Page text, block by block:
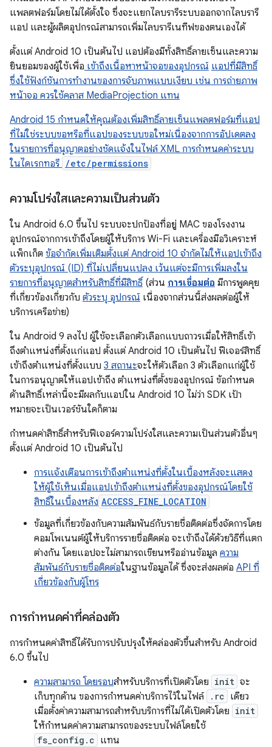
แพลตฟอร์มโดยไม่ได้ตั้งใจ ซึ่งจะแยกไลบรารีระบบออกจากไลบรารี
แอป และผู้ผลิตอุปกรณ์สามารถเพิ่มไลบรารีเนทีฟของตนเองได้
ตั้งแต่ Android 10 เป็นต้นไป แอปต้องมีทั้งสิทธิ์ลายเซ็นและความ
ยินยอมของผู้ใช้เพื่อ เข้าถึงเนื้อหาหน้าจอของอุปกรณ์ แอปที่มีสิทธิ์
ซึ่งใช้ฟังก์ชันการทำงานของการจับภาพแบบเงียบ เช่น การถ่ายภาพ
หน้าจอ ควรใช้คลาส MediaProjection แทน
Android 15 กำหนดให้คุณต้องเพิ่มสิทธิ์ลายเซ็นแพลตฟอร์มที่แอป
ที่ไม่ใช่ระบบขอหรือที่แอปของระบบขอใหม่เนื่องจากการอัปเดตลง
ในรายการที่อนุญาตอย่างชัดแจ้งในไฟล์ XML การกำหนดค่าระบบ
ในไดเรกทอรี /etc/permissions
ความโปร่งใสและความเป็นส่วนตัว
ใน Android 6.0 ขึ้นไป ระบบจะปกป้องที่อยู่ MAC ของโรงงาน
อุปกรณ์จากการเข้าถึงโดยผู้ให้บริการ Wi-Fi และเครื่องมือวิเคราะห์
แพ็กเก็ต ข้อจำกัดเพิ่มเติมตั้งแต่ Android 10 จำกัดไม่ให้แอปเข้าถึง
ตัวระบุอุปกรณ์ (ID) ที่ไม่เปลี่ยนแปลง เว้นแต่จะมีการเพิ่มลงใน
รายการที่อนุญาตสำหรับสิทธิ์ที่มีสิทธิ์ (ส่วน การเชื่อมต่อ มีการพูดคุย
ที่เกี่ยวข้องเกี่ยวกับ ตัวระบุ อุปกรณ์ เนื่องจากส่วนนี้ส่งผลต่อผู้ให้
บริการเครือข่าย)
ใน Android 9 ลงไป ผู้ใช้จะเลือกตัวเลือกแบบถาวรเมื่อให้สิทธิ์เข้า
ถึงตำแหน่งที่ตั้งแก่แอป ตั้งแต่ Android 10 เป็นต้นไป ฟีเจอร์สิทธิ์
เข้าถึงตำแหน่งที่ตั้งแบบ 3 สถานะจะให้ตัวเลือก 3 ตัวเลือกแก่ผู้ใช้
ในการอนุญาตให้แอปเข้าถึง ตำแหน่งที่ตั้งของอุปกรณ์ ข้อกำหนด
ด้านสิทธิ์เหล่านี้จะมีผลกับแอปใน Android 10 ไม่ว่า SDK เป้า
หมายจะเป็นเวอร์ชันใดก็ตาม
กำหนดค่าสิทธิ์สำหรับฟีเจอร์ความโปร่งใสและความเป็นส่วนตัวอื่นๆ
ตั้งแต่ Android 10 เป็นต้นไป
การแจ้งเตือนการเข้าถึงตำแหน่งที่ตั้งในเบื้องหลังจะแสดง
ให้ผู้ใช้เห็นเมื่อแอปเข้าถึงตำแหน่งที่ตั้งของอุปกรณ์โดยใช้
สิทธิ์ในเบื้องหลัง ACCESS_FINE_LOCATION
ข้อมูลที่เกี่ยวข้องกับความสัมพันธ์กับรายชื่อติดต่อซึ่งจัดการโดย
คอมโพเนนต์ผู้ให้บริการรายชื่อติดต่อ จะเข้าถึงได้ด้วยวิธีที่แตก
ต่างกัน โดยแอปจะไม่สามารถเขียนหรืออ่านข้อมูล ความ
สัมพันธ์กับรายชื่อติดต่อในฐานข้อมูลได้ ซึ่งจะส่งผลต่อ API ที่
เกี่ยวข้องกับผู้โทร
การกำหนดค่าที่คล่องตัว
การกำหนดค่าสิทธิ์ได้รับการปรับปรุงให้คล่องตัวขึ้นสำหรับ Android
6.0 ขึ้นไป
ความสามารถ โดยรอบสำหรับบริการที่เปิดตัวโดย init จะ
เก็บทุกด้าน ของการกำหนดค่าบริการไว้ในไฟล์ .rc เดียว
เมื่อตั้งค่าความสามารถสำหรับบริการที่ไม่ได้เปิดตัวโดย init
ให้กำหนดค่าความสามารถของระบบไฟล์โดยใช้
fs_config.c แทน